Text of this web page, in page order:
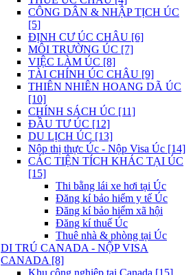
CÔNG DÂN & NHẬP TỊCH ÚC
[5]
ĐỊNH CƯ ÚC CHÂU [6]
MÔI TRƯỜNG ÚC [7]
VIỆC LÀM ÚC [8]
TÀI CHÍNH ÚC CHÂU [9]
THIÊN NHIÊN HOANG DÃ ÚC
[10]
CHÍNH SÁCH ÚC [11]
ĐẦU TƯ ÚC [12]
DU LỊCH ÚC [13]
Nộp thị thực Úc - Nộp Visa Úc [14]
CÁC TIỆN TÍCH KHÁC TẠI ÚC
[15]
Thi bằng lái xe hơi tại Úc
Đăng kí bảo hiểm y tế Úc
Đăng kí bảo hiểm xã hội
Đăng kí thuế Úc
Thuê nhà & phòng tại Úc
DI TRÚ CANADA - NỘP VISA
CANADA [8]
Khu công nghiệp tại Canada [15]